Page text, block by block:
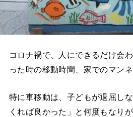
コロナ禍で、人にできるだけ会
った時の移動時間、家でのマンネ
特に車移動は、子どもが退屈し
くれば良かった」と何度もなり